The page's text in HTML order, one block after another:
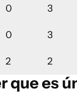
0 3
0 3
2 2
que es